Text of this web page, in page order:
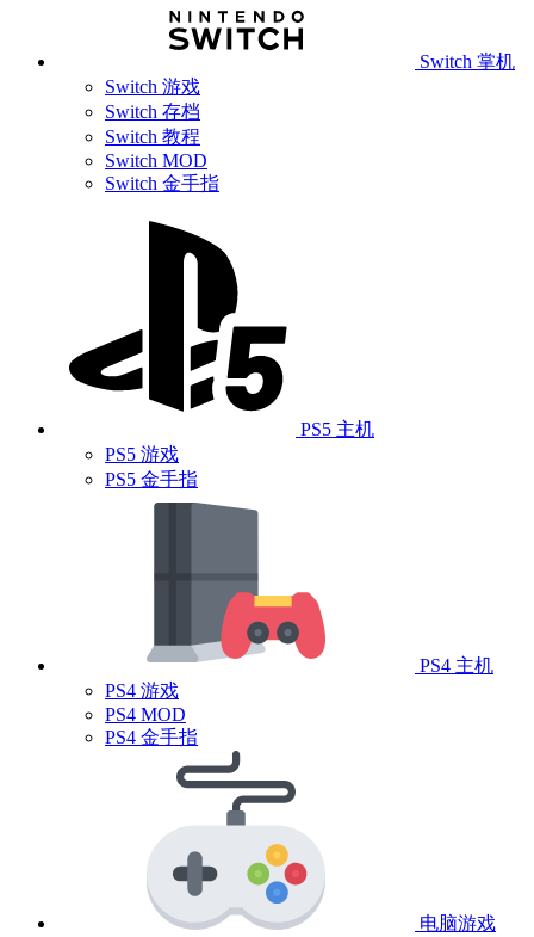
Switch 掌机
Switch 游戏
Switch 存档
Switch 教程
Switch MOD
Switch 金手指
PS5 主机
PS5 游戏
PS5 金手指
PS4 主机
PS4 游戏
PS4 MOD
PS4 金手指
电脑游戏